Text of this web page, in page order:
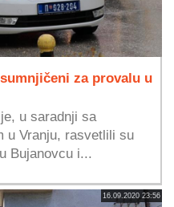
za provalu u
u saradnji sa
u Vranju, rasvetlili su
Bujanovcu i...
16.09.2020 23:56